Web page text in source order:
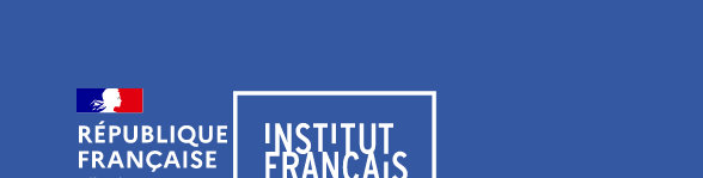
Visiter le site de l’Institut français